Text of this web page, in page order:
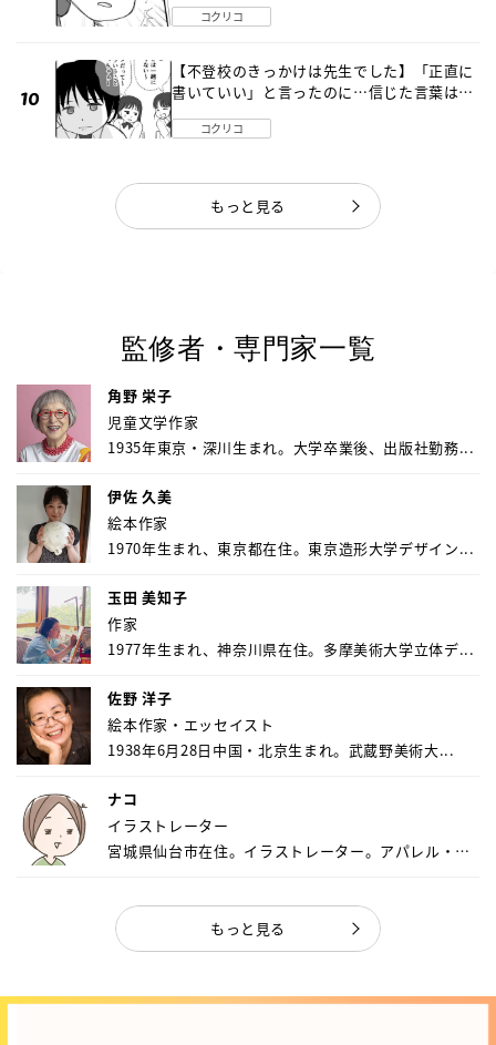
コクリコ
【不登校のきっかけは先生でした】「正直に
書いていい」と言ったのに…信じた言葉は噓
コクリコ
もっと見る
監修者・専門家一覧
角野 栄子
児童文学作家
1935年東京・深川生まれ。大学卒業後、出版社勤務...
伊佐 久美
絵本作家
1970年生まれ、東京都在住。東京造形大学デザイン...
玉田 美知子
作家
1977年生まれ、神奈川県在住。多摩美術大学立体デ...
佐野 洋子
絵本作家・エッセイスト
1938年6月28日中国・北京生まれ。武蔵野美術大...
ナコ
イラストレーター
宮城県仙台市在住。イラストレーター。アパレル・キ
もっと見る